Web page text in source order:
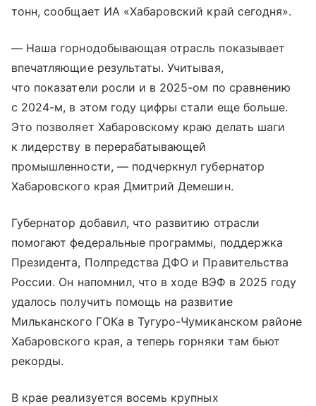
тонн, сообщает ИА «Хабаровский край сегодня».
— Наша горнодобывающая отрасль показывает
впечатляющие результаты. Учитывая,
что показатели росли и в 2025-ом по сравнению
с 2024-м, в этом году цифры стали еще больше.
Это позволяет Хабаровскому краю делать шаги
к лидерству в перерабатывающей
промышленности, — подчеркнул губернатор
Хабаровского края Дмитрий Демешин.
Губернатор добавил, что развитию отрасли
помогают федеральные программы, поддержка
Президента, Полпредства ДФО и Правительства
России. Он напомнил, что в ходе ВЭФ в 2025 году
удалось получить помощь на развитие
Мильканского ГОКа в Тугуро-Чумиканском районе
Хабаровского края, а теперь горняки там бьют
рекорды.
В крае реализуется восемь крупных